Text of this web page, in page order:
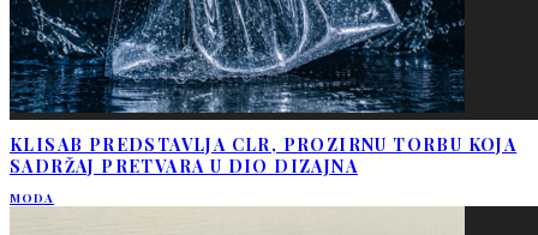
KLISAB PREDSTAVLJA CLR, PROZIRNU TORBU KOJA
SADRŽAJ PRETVARA U DIO DIZAJNA
MODA